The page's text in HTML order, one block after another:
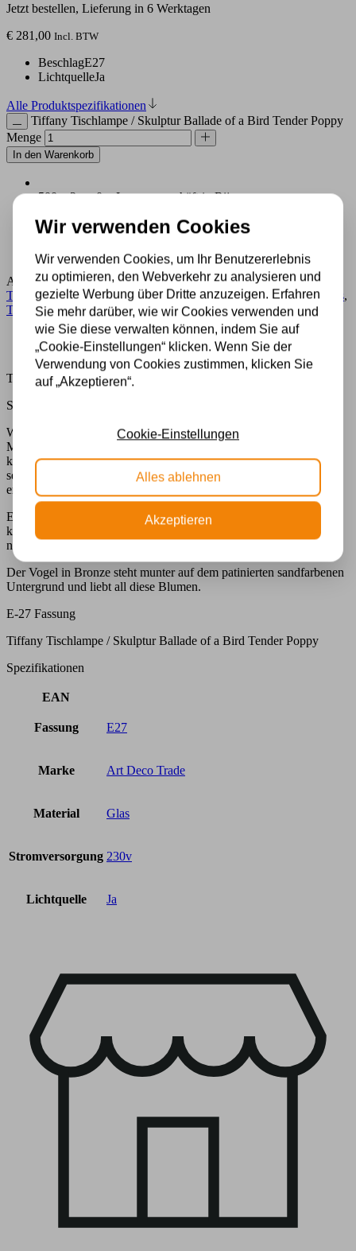
Jetzt bestellen, Lieferung in 6 Werktagen
€ 281,00 Incl. BTW
BeschlagE27
LichtquelleJa
Alle Produktspezifikationen
Tiffany Tischlampe / Skulptur Ballade of a Bird Tender Poppy
Menge
In den Warenkorb
500 m2 großes Lampengeschäft in Rijssen
Kostenloser Versand in Deutschland ab 99 €
Sichere Zahlung im Anschluss mit Klarna
Artikelnummer:8200+8412 Kategorie:Buntglaslampe,Lampe
Tiffany Lampe Tiere,Tiffany Tischlampe,Tischlampe aus Buntglas,
Tischleuchten Klein bis Ø36cm
Beschreibung
Zusätzliche Informationen
Tiffany Tischlampe / Skulptur Ballade of a Bird Tender Poppy
Spezifikationen
Wie schön kann eine Mohnblume sein! Eine Lieblingsblume vieler
Menschen. Zarte Blütenblätter überlappen sich. An der Basis der
kräftigen Blütenblätter würden wir gerne einen schwarzen Ansatz
sehen, denn im Herzen der Rose lässt sich ein schwarzer Teil
entdecken.
Ein stilisierter BRONZE-Vogel blickt aufmerksam auf die
knospende Blume. Vogelgezwitscher in der Natur, wer mag das
nicht?
Der Vogel in Bronze steht munter auf dem patinierten sandfarbenen
Untergrund und liebt all diese Blumen.
E-27 Fassung
Tiffany Tischlampe / Skulptur Ballade of a Bird Tender Poppy
Spezifikationen
EAN
Fassung E27
Marke Art Deco Trade
Material Glas
Stromversorgung 230v
Lichtquelle Ja
Wir verwenden Cookies
Wir verwenden Cookies, um Ihr Benutzererlebnis
zu optimieren, den Webverkehr zu analysieren und
gezielte Werbung über Dritte anzuzeigen. Erfahren
Sie mehr darüber, wie wir Cookies verwenden und
wie Sie diese verwalten können, indem Sie auf
„Cookie-Einstellungen“ klicken. Wenn Sie der
Verwendung von Cookies zustimmen, klicken Sie
auf „Akzeptieren“.
Cookie-Einstellungen
Alles ablehnen
Akzeptieren